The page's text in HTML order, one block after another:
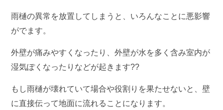
雨樋の異常を放置してしまうと、いろんなことに悪影響
がでます。
外壁が痛みやすくなったり、外壁が水を多く含み室内が
湿気ぽくなったりなどが起きます??
もし雨樋が壊れていて場合や役割りを果たせないと、壁
に直接伝って地面に流れることになります。